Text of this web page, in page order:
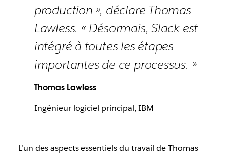
production », déclare Thomas
Lawless. « Désormais, Slack est
intégré à toutes les étapes
importantes de ce processus. »
Thomas Lawless
Ingénieur logiciel principal, IBM
L’un des aspects essentiels du travail de Thomas